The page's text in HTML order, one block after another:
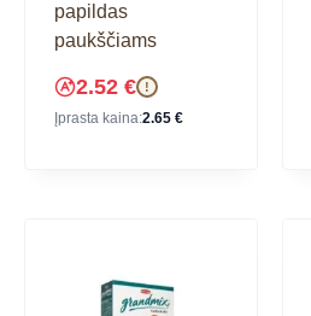
papildas
paukščiams
2.52 € !
Įprasta kaina:2.65 €